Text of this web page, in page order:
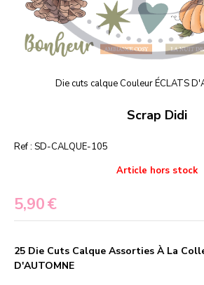
Die cuts calque Couleur ÉCLATS
Scrap Didi
Ref : SD-CALQUE-105
5,90€
Article hors stock
25 Die Cuts Calque Assorties À La
D'AUTOMNE